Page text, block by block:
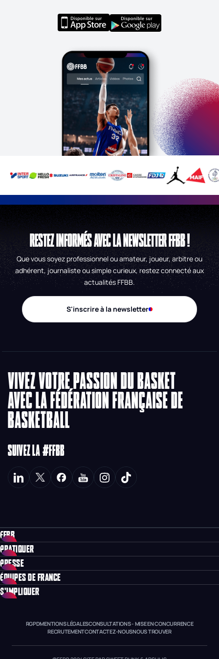
RESTEZ INFORMÉS AVEC LA NEWSLETTER FFBB !
Que vous soyez professionnel ou amateur, joueur, arbitre ou
adhérent, journaliste ou simple curieux, restez connecté aux
actualités FFBB.
S'inscrire à la newsletter
VIVEZ VOTRE PASSION DU BASKET
AVEC LA FÉDÉRATION FRANÇAISE DE
BASKETBALL
SUIVEZ LA #FFBB
FFBB
PRATIQUER
PRESSE
ÉQUIPES DE FRANCE
S'IMPLIQUER
RGPDMENTIONS LÉGALESCONSULTATIONS - MISE EN CONCURRENCE
RECRUTEMENTCONTACTEZ-NOUSNOUS TROUVER